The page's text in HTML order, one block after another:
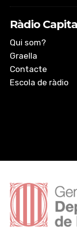
Ràdio
Qui som?
Graella
Contacte
Escola de ràdio